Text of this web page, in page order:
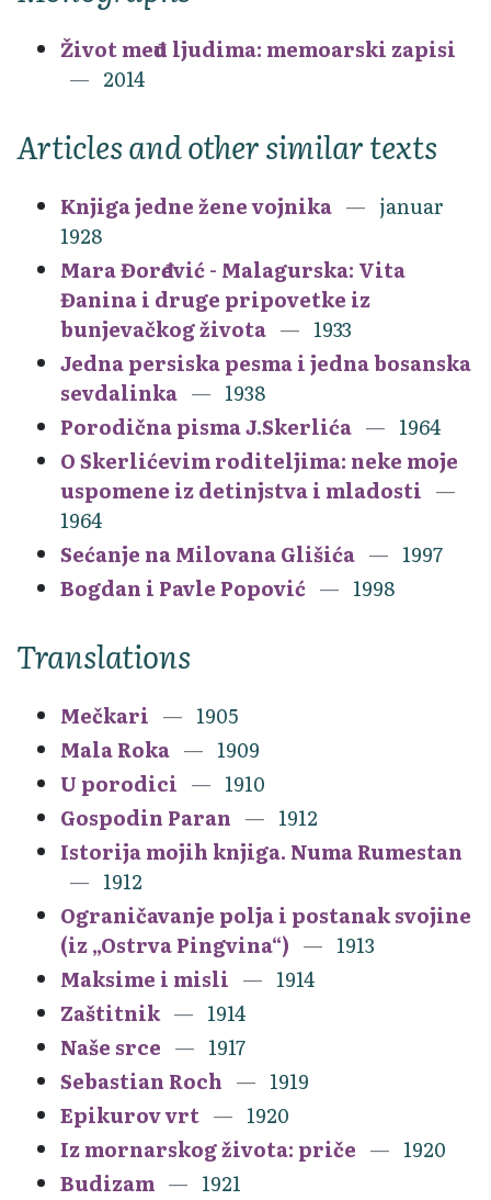
Život među ljudima: memoarski zapisi
2014
Articles and other similar texts
Knjiga jedne žene vojnika
januar
1928
Mara Đorđević - Malagurska: Vita
Đanina i druge pripovetke iz
bunjevačkog života
1933
Jedna persiska pesma i jedna bosanska
sevdalinka
1938
Porodična pisma J.Skerlića
1964
O Skerlićevim roditeljima: neke moje
uspomene iz detinjstva i mladosti
1964
Sećanje na Milovana Glišića
1997
Bogdan i Pavle Popović
1998
Translations
Mečkari
1905
Mala Roka
1909
U porodici
1910
Gospodin Paran
1912
Istorija mojih knjiga. Numa Rumestan
1912
Ograničavanje polja i postanak svojine
(iz „Ostrva Pingvina“)
1913
Maksime i misli
1914
Zaštitnik
1914
Naše srce
1917
Sebastian Roch
1919
Epikurov vrt
1920
Iz mornarskog života: priče
1920
Budizam
1921